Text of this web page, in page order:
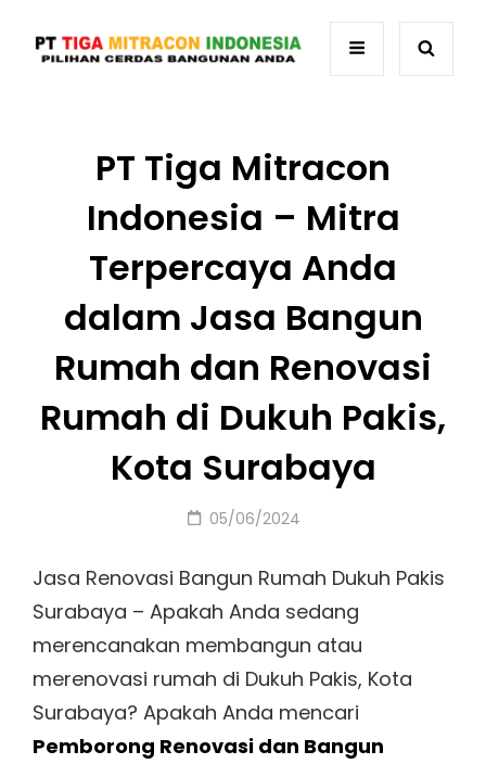
PT Tiga Mitracon
Indonesia – Mitra
Terpercaya Anda
dalam Jasa Bangun
Rumah dan Renovasi
Rumah di Dukuh Pakis,
Kota Surabaya
Posted
05/06/2024
Jasa Renovasi Bangun Rumah Dukuh Pakis
Surabaya – Apakah Anda sedang
merencanakan membangun atau
merenovasi rumah di Dukuh Pakis, Kota
Surabaya? Apakah Anda mencari
Pemborong Renovasi dan Bangun